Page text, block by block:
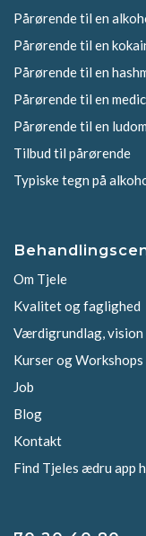
Pårørende til en
Pårørende til en
Pårørende til en
Pårørende til en
Pårørende til en
Tilbud til pårørende
Typiske tegn på
Om Tjele
Kvalitet og faglighed
Værdigrundlag, vision
Kurser og Workshops
Job
Blog
Kontakt
Find Tjeles ædru app